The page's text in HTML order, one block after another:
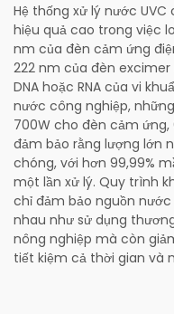
Hệ thống xử lý nước
hiệu quả cao trong việc
nm của đèn cảm ứng
222 nm của đèn
DNA hoặc RNA của vi
nước công nghiệp,
700W cho đèn cảm
đảm bảo rằng lượng lớn
chóng, với hơn 99,99%
một lần xử lý. Quy trình
chỉ đảm bảo nguồn
nhau như sử dụng
nông nghiệp mà còn
tiết kiệm cả thời gian và